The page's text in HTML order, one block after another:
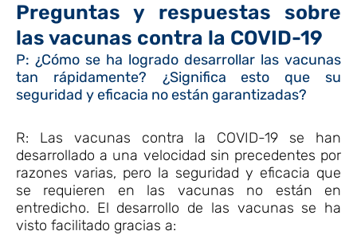
Preguntas y respuestas sobre
las vacunas contra la COVID-19
P: ¿Cómo se ha logrado desarrollar las vacunas
tan rápidamente?
¿Significa esto que su
seguridad y eficacia no están garantizadas?
R: Las vacunas contra la COVID-19 se han
desarrollado a una velocidad sin precedentes por
razones varias, pero la seguridad y eficacia que
se requieren en las vacunas no están en
entredicho. El desarrollo de las vacunas se ha
visto facilitado gracias a: